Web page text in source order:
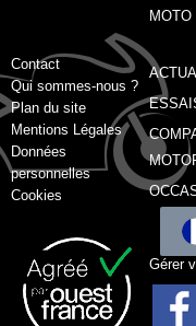
Contact
Qui sommes-nous ?
Plan du site
Mentions Légales
Données
personnelles
Cookies
MOTO
Gérer